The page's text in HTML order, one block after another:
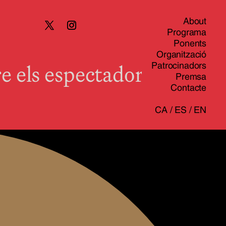
espectadors de teatre
About
Programa
Ponents
Organització
Patrocinadors
Premsa
Contacte
CA/ ES / EN